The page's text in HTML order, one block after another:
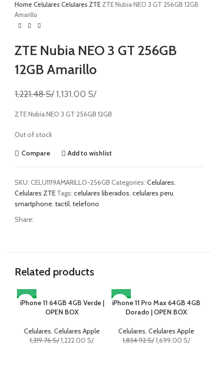
Home Celulares Celulares ZTE ZTE Nubia NEO 3 GT 256GB 12GB
Amarillo
ZTE Nubia NEO 3 GT 256GB
12GB Amarillo
1,221.48S/ 1,131.00 S/
ZTE Nubia NEO 3 GT 256GB 12GB
Out of stock
Compare Add to wishlist
SKU: CELU1119AMARILLO-256GB Categories: Celulares
Celulares ZTE Tags: celulares liberados celulares peru
smartphone tactil telefono
Share:
Related products
-7%
iPhone 11 64GB 4GB Verde |
OPEN BOX
Celulares Celulares Apple
1,319.76S/1,222.00 S/
-7%
iPhone 11 Pro Max 64GB 4GB
Dorado | OPEN BOX
Celulares Celulares Apple
1,834.92S/1,699.00 S/